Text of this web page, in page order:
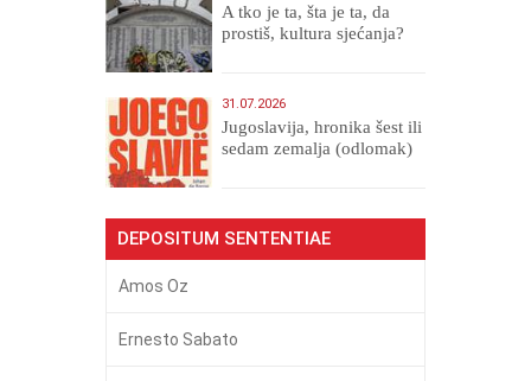
A tko je ta, šta je ta, da
prostiš, kultura sjećanja?
31.07.2026
Jugoslavija, hronika šest ili
sedam zemalja (odlomak)
DEPOSITUM SENTENTIAE
Amos Oz
Ernesto Sabato